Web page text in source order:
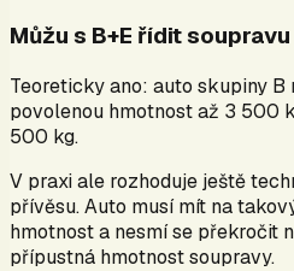
Můžu s B+E řídit
Teoreticky ano: auto skupiny B
povolenou hmotnost až 3 500
500 kg.
V praxi ale rozhoduje ještě
přívěsu. Auto musí mít na
hmotnost a nesmí se překročit
přípustná hmotnost soupravy.